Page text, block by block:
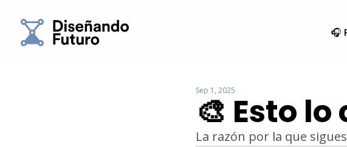
🎧
Sep 1, 2025
🎨 Esto
La razón por la que